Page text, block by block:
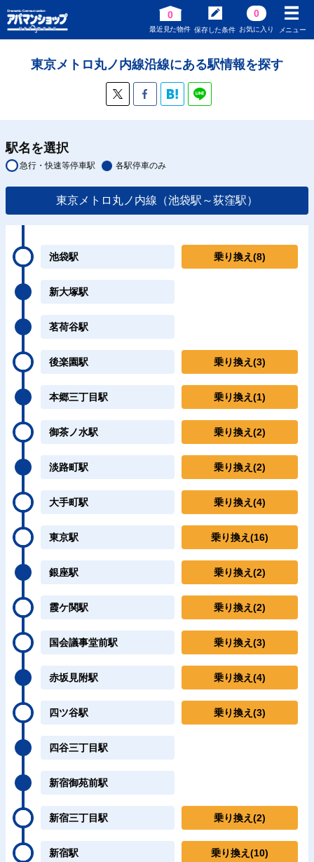
0
最近見た物件 保存した条件
0
お気に入り メニュー
東京メトロ丸ノ内線沿線にある駅情報を探す
駅名を選択
急行・快速等停車駅 各駅停車のみ
東京メトロ丸ノ内線（池袋駅～荻窪駅）
池袋駅 乗り換え (8)
新大塚駅
茗荷谷駅
後楽園駅 乗り換え (3)
本郷三丁目駅 乗り換え (1)
御茶ノ水駅 乗り換え (2)
淡路町駅 乗り換え (2)
大手町駅 乗り換え (4)
東京駅 乗り換え (16)
銀座駅 乗り換え (2)
霞ケ関駅 乗り換え (2)
国会議事堂前駅 乗り換え (3)
赤坂見附駅 乗り換え (4)
四ツ谷駅 乗り換え (3)
四谷三丁目駅
新宿御苑前駅
新宿三丁目駅 乗り換え (2)
新宿駅 乗り換え (10)